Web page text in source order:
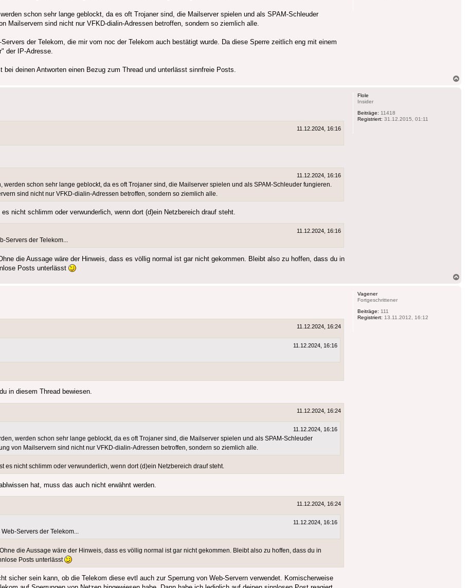
schon sehr lange geblockt, da es oft Trojaner sind, die Mailserver spielen und als SPAM-Schleuder
Mailservern sind nicht nur VFKD-dialin-Adressen betroffen, sondern so ziemlich alle.
der Telekom, die mir vom noc der Telekom auch bestätigt wurde. Da diese Sperre zeitlich eng mit einem
der IP-Adresse.
deinen Antworten einen Bezug zum Thread und unterlässt sinnfreie Posts.
Flole
Insider
Beiträge: 11418
Registriert: 31.12.2015, 01:11
11.12.2024, 16:16
11.12.2024, 16:16
schon sehr lange geblockt, da es oft Trojaner sind, die Mailserver spielen und als SPAM-Schleuder fungieren.
sind nicht nur VFKD-dialin-Adressen betroffen, sondern so ziemlich alle.
nicht schlimm oder verwunderlich, wenn dort (d)ein Netzbereich drauf steht.
11.12.2024, 16:16
Servers der Telekom...
die Aussage wäre der Hinweis, dass es völlig normal ist gar nicht gekommen. Bleibt also zu hoffen, dass du in
Posts unterlässt
Vagener
Fortgeschrittener
Beiträge: 111
Registriert: 13.11.2012, 16:12
11.12.2024, 16:24
11.12.2024, 16:16
in diesem Thread bewiesen.
11.12.2024, 16:24
11.12.2024, 16:16
werden schon sehr lange geblockt, da es oft Trojaner sind, die Mailserver spielen und als SPAM-Schleuder
von Mailservern sind nicht nur VFKD-dialin-Adressen betroffen, sondern so ziemlich alle.
nicht schlimm oder verwunderlich, wenn dort (d)ein Netzbereich drauf steht.
hat, muss das auch nicht erwähnt werden.
11.12.2024, 16:24
11.12.2024, 16:16
Servers der Telekom...
Ohne die Aussage wäre der Hinweis, dass es völlig normal ist gar nicht gekommen. Bleibt also zu hoffen, dass du in
Posts unterlässt
sicher sein kann, ob die Telekom diese evtl auch zur Sperrung von Web-Servern verwendet. Komischerweise